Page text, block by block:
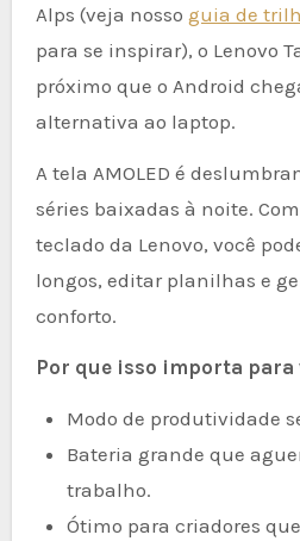
Alps (veja nosso guia de
para se inspirar), o Lenovo
próximo que o Android
alternativa ao laptop.
A tela AMOLED é
séries baixadas à noite.
teclado da Lenovo, você
longos, editar planilhas e
conforto.
Por que isso importa
Modo de produtividade
Bateria grande que
trabalho.
Ótimo para criadores